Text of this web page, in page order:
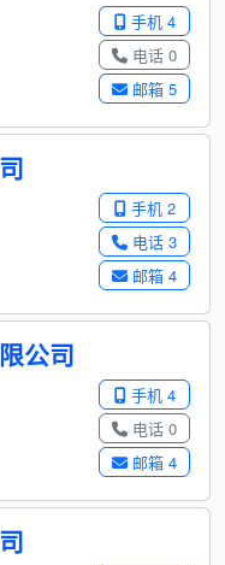
手机 4
电话 0
邮箱 5
手机 2
电话 3
邮箱 4
公司
手机 4
电话 0
邮箱 4